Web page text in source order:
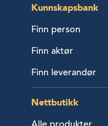
Kunnskapsbank
Finn person
Finn aktør
Finn leverandør
Nettbutikk